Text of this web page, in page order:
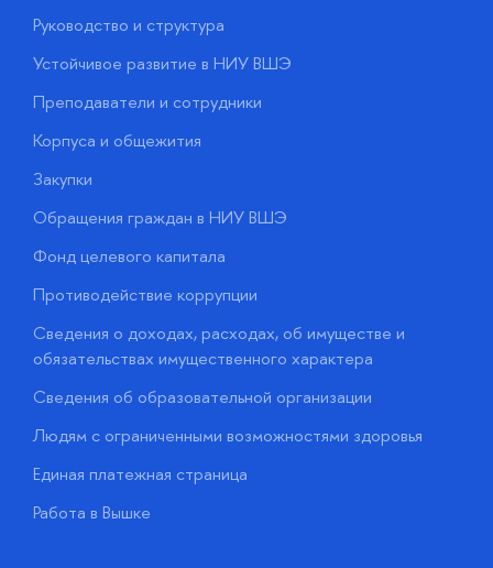
Руководство и структура
Устойчивое развитие в НИУ ВШЭ
Преподаватели и сотрудники
Корпуса и общежития
Закупки
Обращения граждан в НИУ ВШЭ
Фонд целевого капитала
Противодействие коррупции
Сведения о доходах, расходах, об имуществе и
обязательствах имущественного характера
Сведения об образовательной организации
Людям с ограниченными возможностями здоровья
Единая платежная страница
Работа в Вышке